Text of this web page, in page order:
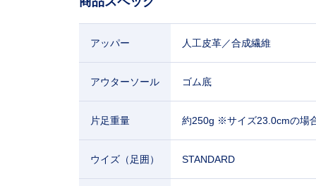
アッパー 人工皮革／合成繊維
アウターソール ゴム底
片足重量 約250g ※サイズ23.0cmの場
ウイズ（足囲） STANDARD